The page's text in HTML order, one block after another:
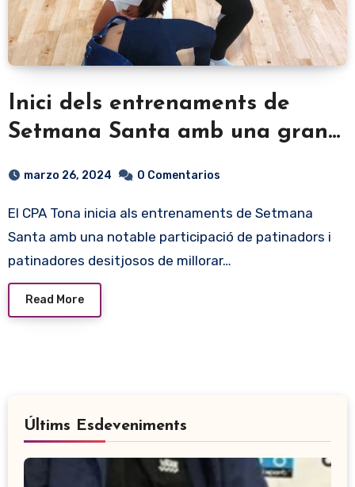
Inici dels entrenaments de
Setmana Santa amb una gran
marzo 26, 2024 0 Comentarios
El CPA Tona inicia als entrenaments de Setmana
Santa amb una notable participació de patinadors i
patinadores desitjosos de millorar…
Read More
Últims Esdeveniments